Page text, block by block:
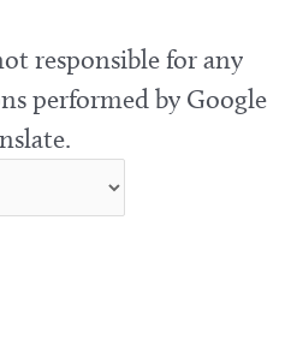
responsible for any
performed by Google